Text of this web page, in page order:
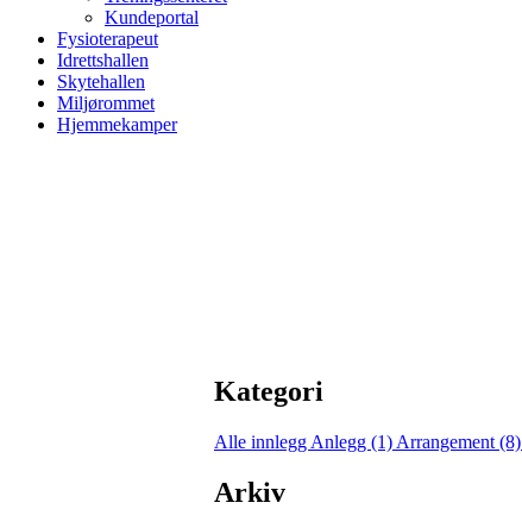
Kundeportal
Fysioterapeut
Idrettshallen
Skytehallen
Miljørommet
Hjemmekamper
Kategori
Alle innlegg Anlegg (1) Arrangement (8)
Arkiv